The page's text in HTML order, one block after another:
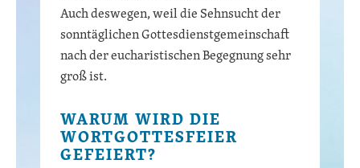
Auch deswegen, weil die Sehnsucht der
sonntäglichen Gottesdienstgemeinschaft
nach der eucharistischen Begegnung sehr
groß ist.
WARUM WIRD DIE
WORTGOTTESFEIER
GEFEIERT?